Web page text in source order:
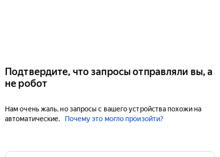
Подтвердите, что запросы отправляли вы, а
не робот
Нам очень жаль, но запросы с вашего устройства похожи на
автоматические.
Почему это могло произойти?